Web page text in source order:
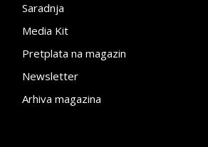
Saradnja
Media Kit
Pretplata na magazin
Newsletter
Arhiva magazina